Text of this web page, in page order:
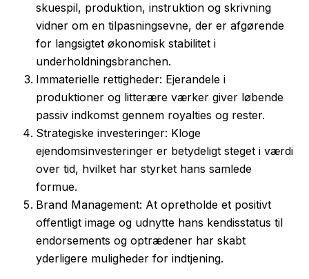
skuespil, produktion, instruktion og skrivning
vidner om en tilpasningsevne, der er afgørende
for langsigtet økonomisk stabilitet i
underholdningsbranchen.
Immaterielle rettigheder: Ejerandele i
produktioner og litterære værker giver løbende
passiv indkomst gennem royalties og rester.
Strategiske investeringer: Kloge
ejendomsinvesteringer er betydeligt steget i værdi
over tid, hvilket har styrket hans samlede
formue.
Brand Management: At opretholde et positivt
offentligt image og udnytte hans kendisstatus til
endorsements og optrædener har skabt
yderligere muligheder for indtjening.